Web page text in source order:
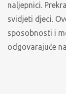
naljepnici.
svidjeti djeci.
sposobnosti i
odgovarajuće